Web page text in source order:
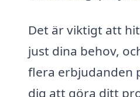
Det är viktigt att
just dina behov,
flera erbjudanden
dig att göra ditt